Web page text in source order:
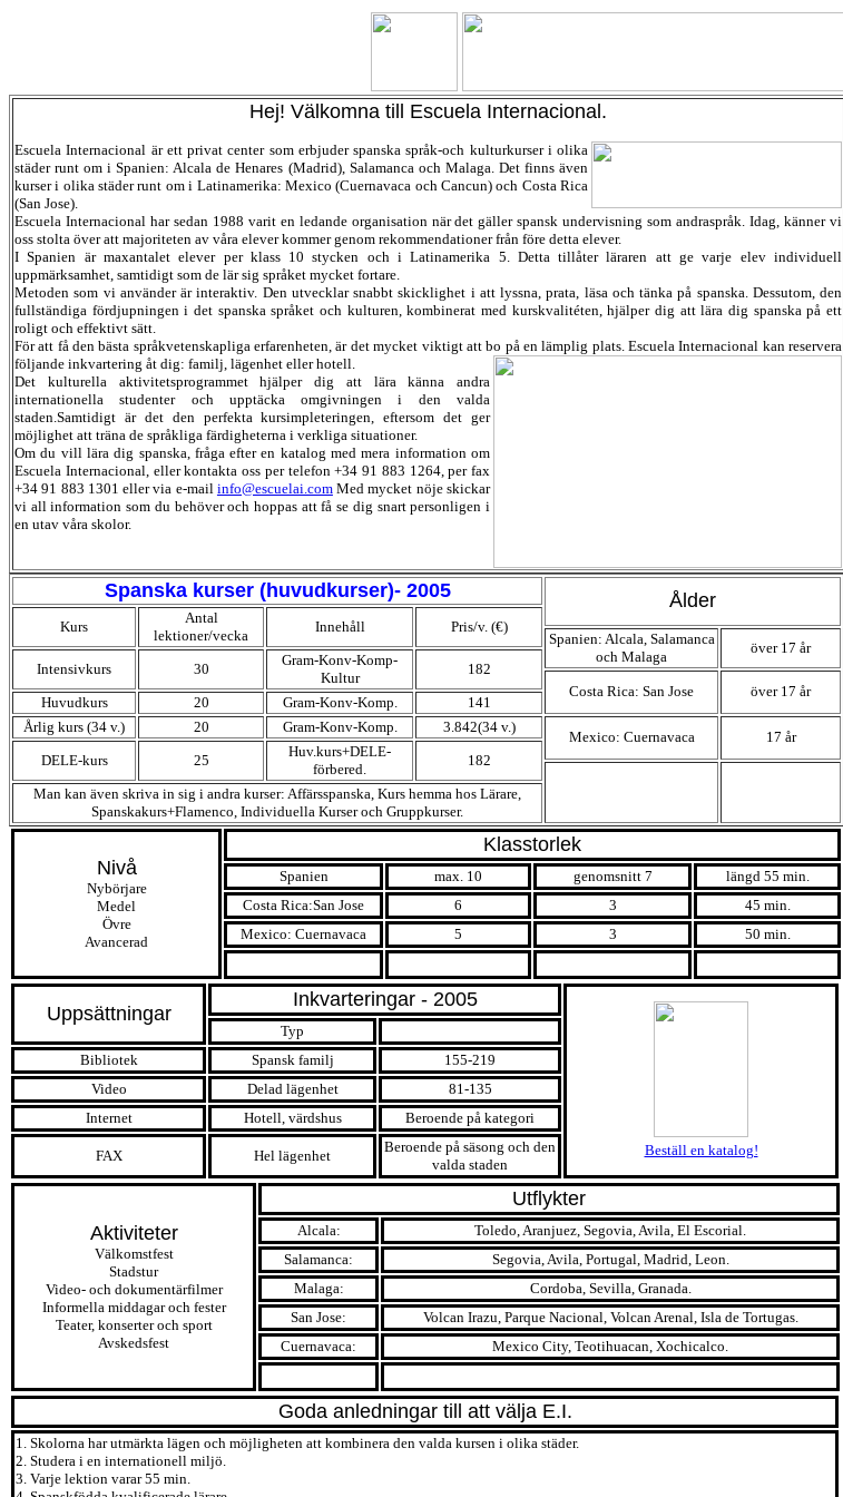
Hej! Välkomna till Escuela Internacional.
Escuela Internacional är ett privat center som erbjuder spanska språk-och kulturkurser i olika
städer runt om i Spanien: Alcala de Henares (Madrid), Salamanca och Malaga. Det finns även
kurser i olika städer runt om i Latinamerika: Mexico (Cuernavaca och Cancun) och Costa Rica
(San Jose).
Escuela Internacional har sedan 1988 varit en ledande organisation när det gäller spansk undervisning som andraspråk. Idag, känner vi
oss stolta över att majoriteten av våra elever kommer genom rekommendationer från före detta elever.
I Spanien är maxantalet elever per klass 10 stycken och i Latinamerika 5. Detta tillåter läraren att ge varje elev individuell
uppmärksamhet, samtidigt som de lär sig språket mycket fortare.
Metoden som vi använder är interaktiv. Den utvecklar snabbt skicklighet i att lyssna, prata, läsa och tänka på spanska. Dessutom, den
fullständiga fördjupningen i det spanska språket och kulturen, kombinerat med kurskvalitéten, hjälper dig att lära dig spanska på ett
roligt och effektivt sätt.
För att få den bästa språkvetenskapliga erfarenheten, är det mycket viktigt att bo på en lämplig plats. Escuela Internacional kan reservera
följande inkvartering åt dig: familj, lägenhet eller hotell.
Det kulturella aktivitetsprogrammet hjälper dig att lära känna andra
internationella studenter och upptäcka omgivningen i den valda
staden.Samtidigt är det den perfekta kursimpleteringen, eftersom det ger
möjlighet att träna de språkliga färdigheterna i verkliga situationer.
Om du vill lära dig spanska, fråga efter en katalog med mera information om
Escuela Internacional, eller kontakta oss per telefon +34 91 883 1264, per fax
+34 91 883 1301 eller via e-mail info@escuelai.comMed mycket nöje skickar
vi all information som du behöver och hoppas att få se dig snart personligen i
en utav våra skolor.
Spanska kurser (huvudkurser)- 2005 Ålder
Kurs
Antal
lektioner/vecka
Innehåll Pris/v. (€)
Spanien: Alcala, Salamanca
och Malaga
över 17 år
Intensivkurs
30
Gram-Konv-Komp-
Kultur
182
Costa Rica: San Jose
över 17 år
Huvudkurs 20 Gram-Konv-Komp.
141
Årlig kurs (34 v.)
20 Gram-Konv-Komp. 3.842(34 v.)
Mexico: Cuernavaca
17 år
DELE-kurs
25
Huv.kurs+DELE-
förbered.
182
Man kan även skriva in sig i andra kurser: Affärsspanska, Kurs hemma hos Lärare,
Spanskakurs+Flamenco, Individuella Kurser och Gruppkurser.
Nivå
Nybörjare
Medel
Övre
Avancerad
Klasstorlek
Spanien max. 10 genomsnitt 7
längd 55 min.
Costa Rica:San Jose
6 3
45 min.
Mexico: Cuernavaca
5 3 50 min.
Uppsättningar
Inkvarteringar - 2005
Beställ en katalog!
Typ
Bibliotek
Spansk familj
155-219
Video
Delad lägenhet
81-135
Internet
Hotell, värdshus Beroende på kategori
FAX Hel lägenhet
Beroende på säsong och den
valda staden
Aktiviteter
Välkomstfest
Stadstur
Video- och dokumentärfilmer
Informella middagar och fester
Teater, konserter och sport
Avskedsfest
Utflykter
Alcala:
Toledo, Aranjuez, Segovia, Avila, El Escorial.
Salamanca:
Segovia, Avila, Portugal, Madrid, Leon.
Malaga:
Cordoba, Sevilla, Granada.
San Jose:
Volcan Irazu, Parque Nacional, Volcan Arenal, Isla de Tortugas.
Cuernavaca:
Mexico City, Teotihuacan, Xochicalco.
Goda anledningar till att välja E.I.
1. Skolorna har utmärkta lägen och möjligheten att kombinera den valda kursen i olika städer.
2. Studera i en internationell miljö.
3. Varje lektion varar 55 min.